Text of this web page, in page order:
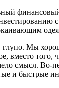
Мы
вместо
смысл.
и быстрые